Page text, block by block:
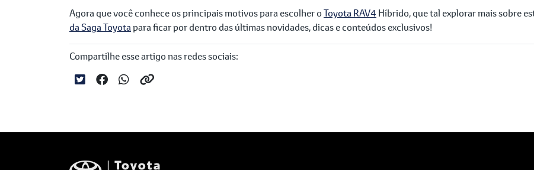
Agora que você conhece os principais motivos para escolher oToyota RAV4 Híbrido, que tal explorar mais sobre
da Saga Toyotapara ficar por dentro das últimas novidades, dicas e conteúdos exclusivos!
Compartilhe esse artigo nas redes sociais: